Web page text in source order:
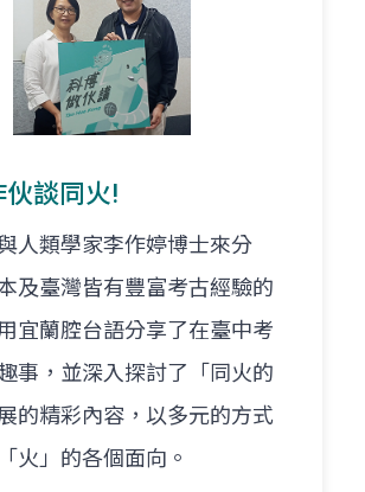
伙談同火!
人類學家李作婷博士來分
及臺灣皆有豐富考古經驗的
宜蘭腔台語分享了在臺中考
事，並深入探討了「同火的
的精彩內容，以多元的方式
火」的各個面向。